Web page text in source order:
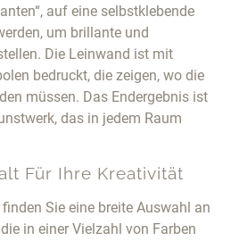
auf eine selbstklebende
um brillante und
Die Leinwand ist mit
bedruckt, die zeigen, wo die
müssen. Das Endergebnis ist
das in jedem Raum
Für Ihre Kreativität
Sie eine breite Auswahl an
in einer Vielzahl von Farben